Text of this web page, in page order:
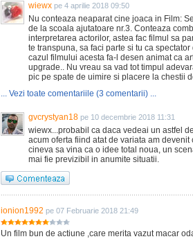
wiewx pe 4 aprilie 2018 09:50
Nu conteaza neaparat cine joaca in Film:
de la scoala ajutatoare nr.3. Conteaza
interpretarea actorilor, astea fac filmul sa
te transpuna, sa faci parte si tu ca
cazul filmului acesta fa-l desen animat ca
upgrade.. Nu vreau sa vad tot timpul
pic pe spate de uimire si placere la chestii
... Vezi toate comentariile (3 comentarii) ...
gvcrystyan18 pe 10 decembrie 2018 11:31
wiewx...probabil ca daca vedeai un astfel
acum oferta fiind atat de variata am
cineva sa vina ca o idee total noua, un
mai fie previzibil in anumite situatii.
ionion1992 pe 07 Februarie 2018 21:49
Un film bun de actiune ,care merita vazut macar